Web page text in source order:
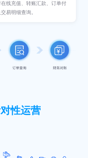
在线充值、转账汇款、订单付
易明细查询。
性运营